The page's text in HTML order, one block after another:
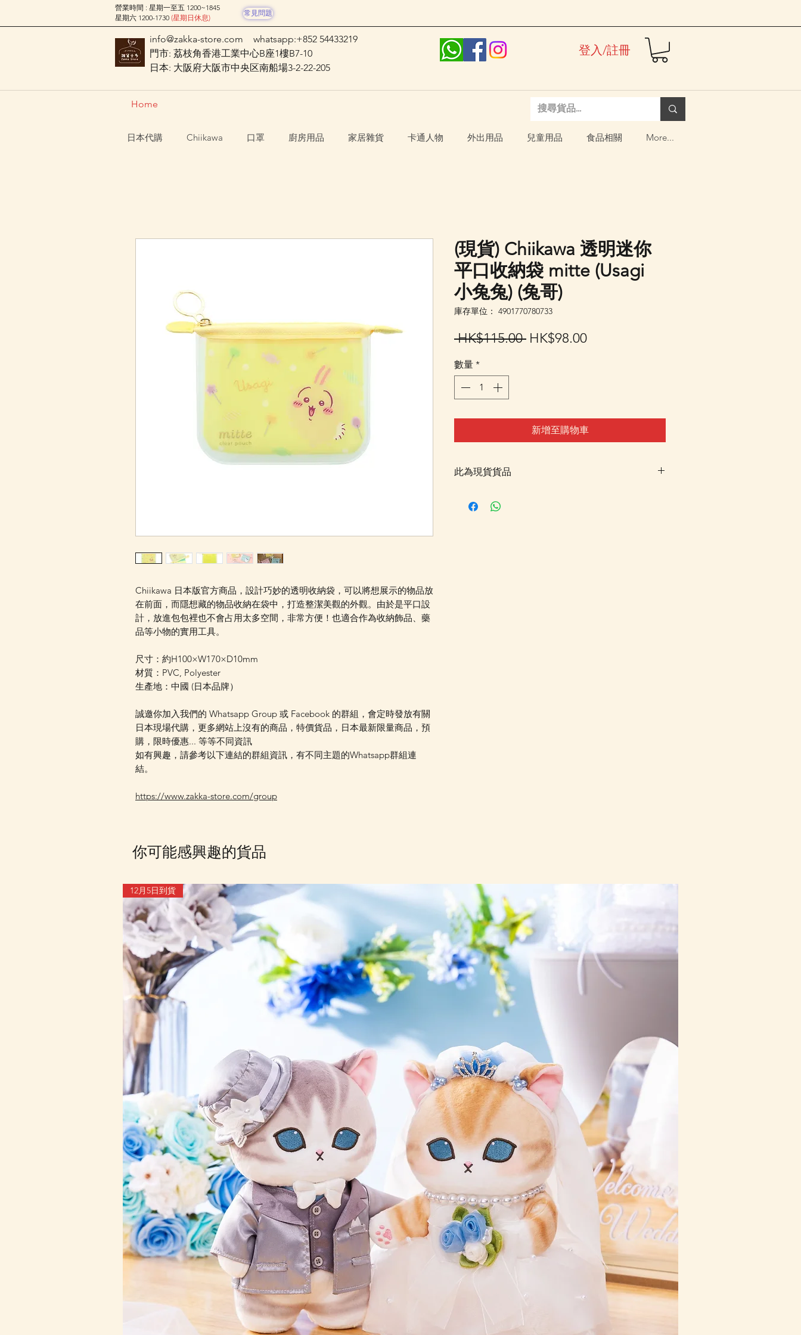
營業時間 : 星期一至五 1200~1845
星期六 1200-1730 (星期日休息)
常見問題
info@zakka-store.com
whatsapp:+852 54433219
門市: 荔枝角香港工業中心B座1樓B7-10
日本: 大阪府大阪市中央区南船場3-2-22-205
登入/註冊
Home
日本代購 Chiikawa 口罩 廚房用品 家居雜貨 卡通人物 外出用品 兒童用品 食品相關 More...
Chiikawa 日本版官方商品，設計巧妙的透明收納袋，可以將想展示的物品放
在前面，而隱想藏的物品收納在袋中，打造整潔美觀的外觀。由於是平口設
計，放進包包裡也不會占用太多空間，非常方便！也適合作為收納飾品、藥
品等小物的實用工具。
尺寸：約H100×W170×D10mm
材質：PVC, Polyester
生產地：中國 (日本品牌）
誠邀你加入我們的 Whatsapp Group 或 Facebook 的群組，會定時發放有關
日本現場代購，更多網站上沒有的商品，特價貨品，日本最新限量商品，預
購，限時優惠... 等等不同資訊
如有興趣，請參考以下連結的群組資訊，有不同主題的Whatsapp群組連
結。
https://www.zakka-store.com/group
(現貨) Chiikawa 透明迷你
平口收納袋 mitte (Usagi
小兔兔) (兔哥)
庫存單位： 4901770780733
HK$115.00 一
HK$98.00促
數量 *
新增至購物車
此為現貨貨品
統顯示為"無庫存"或"未能放入購物車時, 可以
你可能感興趣的貨品
12月5日到貨